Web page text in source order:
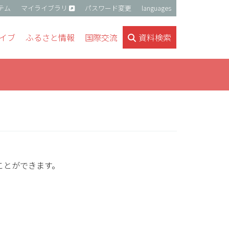
ム マイライブラリ パスワード変更 languages
ブ ふるさと情報 国際交流 資料検索
ができます。